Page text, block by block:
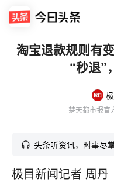
淘宝退款规则有
“秒退”
楚天都市报官
头条听资讯，时事尽
极目新闻记者 周丹